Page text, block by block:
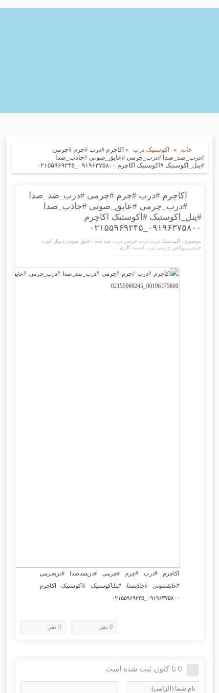
خانه » اکوستیک درب » اکاچرم #درب #چرم #چرمی
#درب_ضد_صدا #درب_چرمی #عایق_صوتی #جاذب_صدا
#پنل_اکوستیک #اکوستیک اکاچرم ۰۹۱۹۶۳۷۵۸۰۰_۰۲۱۵۵۹۶۹۲۴۵
اکاچرم #درب #چرم #چرمی #درب_ضد_صدا
#درب_چرمی #عایق_صوتی #جاذب_صدا
#پنل_اکوستیک #اکوستیک اکاچرم
۰۹۱۹۶۳۷۵۸۰۰_۰۲۱۵۵۹۶۹۲۴۵
موضوع : اکوستیک درب درب چرمی درب ضد صدا |عایق صوتی دیوار کوب
چرمی ,روکش چرمی درب لمسه کاری
اکاچرم #درب #چرم #چرمی #دربضدصدا #دربچرمی
#عایقصوتی #جاذبصدا #پنلاکوستیک #اکوستیک اکاچرم
۰۹۱۹۶۳۷۵۸۰۰_۰۲۱۵۵۹۶۹۲۴۵
0 نفر 0 نفر
0 تا کنون ثبت شده است